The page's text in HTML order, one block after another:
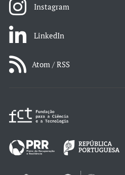
Instagram
LinkedIn
Atom / RSS